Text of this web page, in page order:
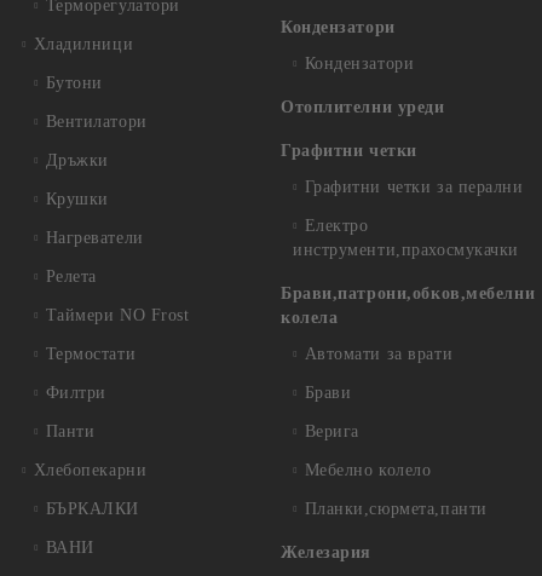
Терморегулатори
Хладилници
Бутони
Вентилатори
Дръжки
Крушки
Нагреватели
Релета
Таймери NO Frost
Термостати
Филтри
Панти
Хлебопекарни
БЪРКАЛКИ
ВАНИ
Кондензатори
Кондензатори
Отоплителни уреди
Графитни четки
Графитни четки за перални
Електро
инструменти,прахосмукачки
Брави,патрони,обков,мебелни
колела
Автомати за врати
Брави
Верига
Мебелно колело
Планки,сюрмета,панти
Железария